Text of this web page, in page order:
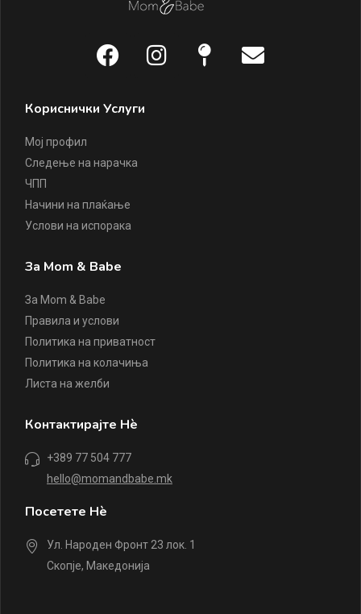
Кориснички Услуги
Мој профил
Следење на нарачка
ЧПП
Начини на плаќање
Услови на испорака
За Mom & Babe
За Mom & Babe
Правила и услови
Политика на приватност
Политика на колачиња
Листа на желби
Контактирајте Нè
+389 77 504 777
hello@momandbabe.mk
Посетете Нè
Ул. Народен Фронт 23 лок. 1
Скопје, Македонија